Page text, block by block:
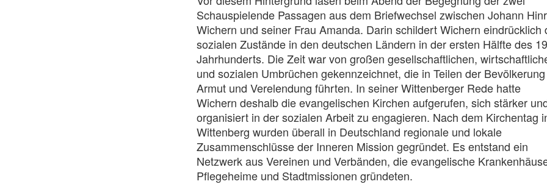
Schauspielende Passagen aus dem Briefwechsel zwischen Johann
Wichern und seiner Frau Amanda. Darin schildert Wichern eindrücklich
sozialen Zustände in den deutschen Ländern in der ersten Hälfte des
Jahrhunderts. Die Zeit war von großen gesellschaftlichen,
und sozialen Umbrüchen gekennzeichnet, die in Teilen der
Armut und Verelendung führten. In seiner Wittenberger Rede hatte
Wichern deshalb die evangelischen Kirchen aufgerufen, sich stärker
organisiert in der sozialen Arbeit zu engagieren. Nach dem Kirchentag
Wittenberg wurden überall in Deutschland regionale und lokale
Zusammenschlüsse der Inneren Mission gegründet. Es entstand ein
Netzwerk aus Vereinen und Verbänden, die evangelische
Pflegeheime und Stadtmissionen gründeten.